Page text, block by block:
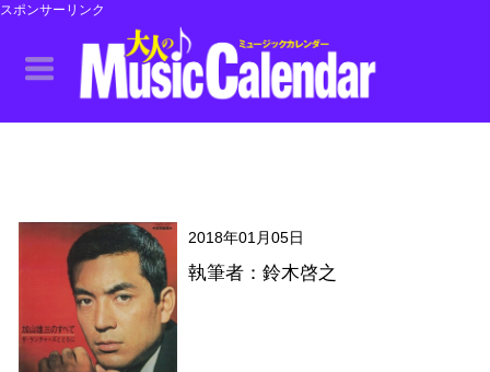
スポンサーリンク
2018年01月05日
執筆者：鈴木啓之